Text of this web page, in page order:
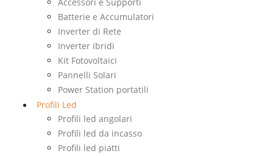
Batterie e Accumulatori
Inverter di Rete
Inverter ibridi
Kit Fotovoltaici
Pannelli Solari
Power Station portatili
Profili Led
Profili led angolari
Profili led da incasso
Profili led piatti